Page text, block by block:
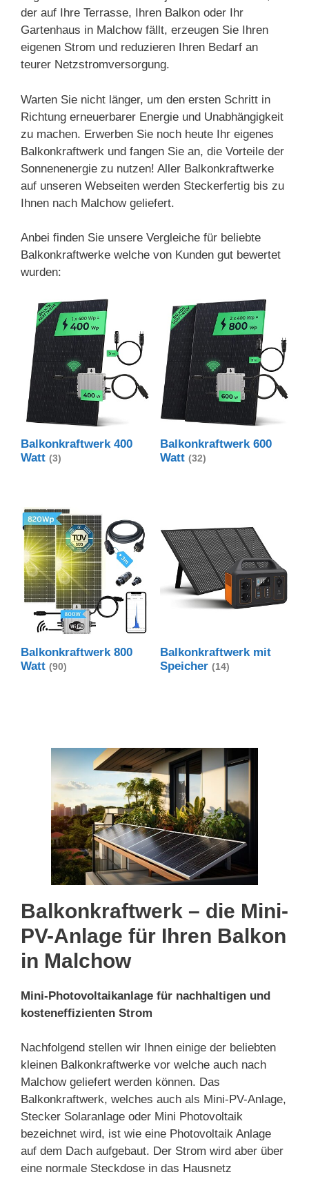
der auf Ihre Terrasse, Ihren Balkon oder Ihr
Gartenhaus in Malchow fällt, erzeugen Sie Ihren
eigenen Strom und reduzieren Ihren Bedarf an
teurer Netzstromversorgung.
Warten Sie nicht länger, um den ersten Schritt in
Richtung erneuerbarer Energie und Unabhängigkeit
zu machen. Erwerben Sie noch heute Ihr eigenes
Balkonkraftwerk und fangen Sie an, die Vorteile der
Sonnenenergie zu nutzen! Aller Balkonkraftwerke
auf unseren Webseiten werden Steckerfertig bis zu
Ihnen nach Malchow geliefert.
Anbei finden Sie unsere Vergleiche für beliebte
Balkonkraftwerke welche von Kunden gut bewertet
wurden:
Balkonkraftwerk 400
Watt (3)
Balkonkraftwerk 600
Watt (32)
Balkonkraftwerk 800
Watt (90)
Balkonkraftwerk mit
Speicher (14)
Balkonkraftwerk – die Mini-
PV-Anlage für Ihren Balkon
in Malchow
Mini-Photovoltaikanlage für nachhaltigen und
kosteneffizienten Strom
Nachfolgend stellen wir Ihnen einige der beliebten
kleinen Balkonkraftwerke vor welche auch nach
Malchow geliefert werden können. Das
Balkonkraftwerk, welches auch als Mini-PV-Anlage,
Stecker Solaranlage oder Mini Photovoltaik
bezeichnet wird, ist wie eine Photovoltaik Anlage
auf dem Dach aufgebaut. Der Strom wird aber über
eine normale Steckdose in das Hausnetz